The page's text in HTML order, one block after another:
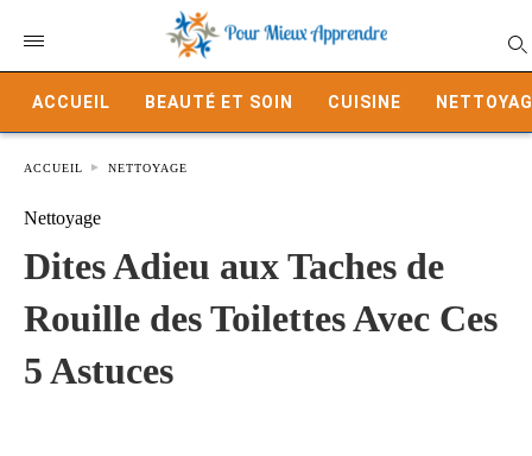
ACCUEIL BEAUTÉ ET SOIN CUISINE
ACCUEIL NETTOYAGE
Nettoyage
Dites Adieu aux Taches de
Rouille des Toilettes Avec Ces
5 Astuces